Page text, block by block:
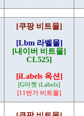
[쿠팡 비트몰]
[Lbm 라벨몰]
[내이버 비트몰]
CL525]
[iLabels 옥션]
[G마켓 iLabels]
[11번가 비트몰]